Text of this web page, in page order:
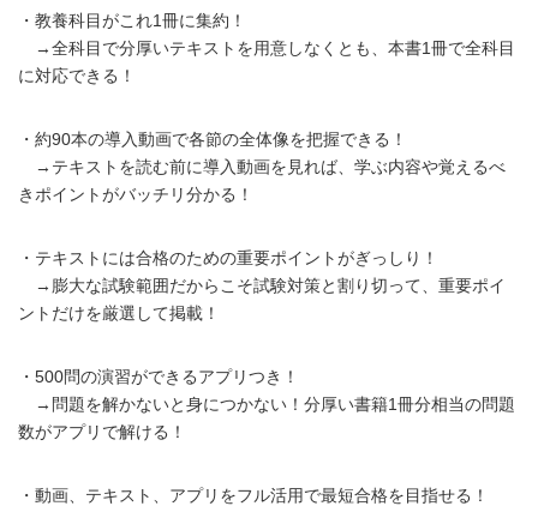
・教養科目がこれ1冊に集約！
→全科目で分厚いテキストを用意しなくとも、本書1冊で全科目
に対応できる！
・約90本の導入動画で各節の全体像を把握できる！
→テキストを読む前に導入動画を見れば、学ぶ内容や覚えるべ
きポイントがバッチリ分かる！
・テキストには合格のための重要ポイントがぎっしり！
→膨大な試験範囲だからこそ試験対策と割り切って、重要ポイ
ントだけを厳選して掲載！
・500問の演習ができるアプリつき！
→問題を解かないと身につかない！分厚い書籍1冊分相当の問題
数がアプリで解ける！
・動画、テキスト、アプリをフル活用で最短合格を目指せる！